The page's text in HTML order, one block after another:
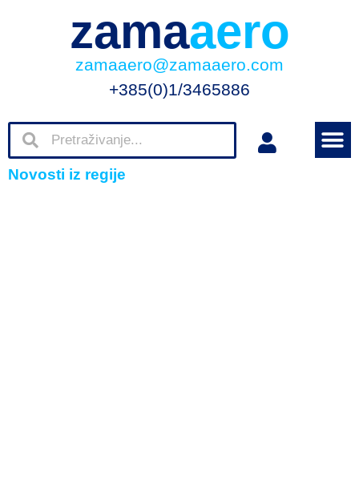
zamaaero
zamaaero@zamaaero.com
+385(0)1/3465886
Novosti iz regije